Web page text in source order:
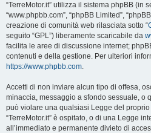
“TerreMotor.it” utilizza il sistema phpBB (in
“www.phpbb.com”, “phpBB Limited”,
creazione di comunità web rilasciata sotto “
seguito “GPL”) liberamente scaricabile da
facilita le aree di discussione internet;
contenuti e della gestione. Per ulteriori
https://www.phpbb.com.
Accetti di non inviare alcun tipo di offesa,
minaccia, messaggio a sfondo sessuale, o
può violare una qualsiasi Legge del
“TerreMotor.it” è ospitato, o di una Legge
all’immediato e permanente divieto di